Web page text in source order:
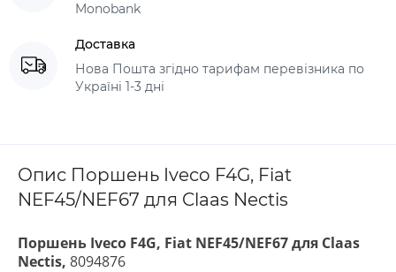
Monobank
Доставка
Нова Пошта згідно тарифам перевізника по
Україні 1-3 дні
Опис Поршень Iveco F4G, Fiat
NEF45/NEF67 для Claas Nectis
Поршень Iveco F4G, Fiat NEF45/NEF67 для Claas
Nectis, 8094876